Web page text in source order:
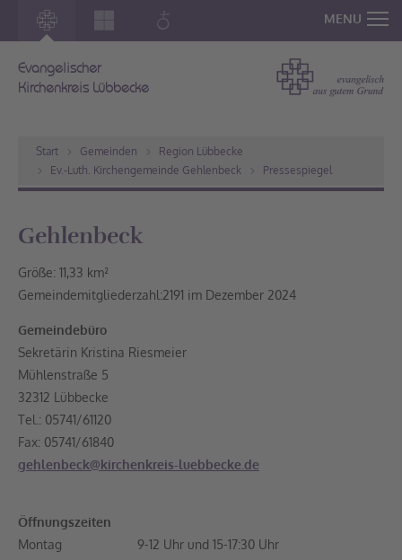
MENU
Evangelischer
Kirchenkreis Lübbecke
Start Gemeinden
Region Lübbecke
Ev.-Luth. Kirchengemeinde Gehlenbeck
Pressespiegel
Gehlenbeck
Größe: 11,33 km²
Gemeindemitgliederzahl:2191 im Dezember 2024
Gemeindebüro
Sekretärin Kristina Riesmeier
Mühlenstraße 5
32312 Lübbecke
Tel.: 05741/61120
Fax: 05741/61840
gehlenbeck@kirchenkreis-luebbecke.de
Öffnungszeiten
Montag 9-12 Uhr und 15-17:30 Uhr